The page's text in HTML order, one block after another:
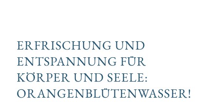
ERFRISCHUNG UND
ENTSPANNUNG FÜR
KÖRPER UND SEELE:
ORANGENBLÜTENWASSER!